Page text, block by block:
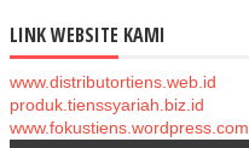
LINK WEBSITE KAMI
www.distributortiens.web.id
produk.tienssyariah.biz.id
www.fokustiens.wordpress.com